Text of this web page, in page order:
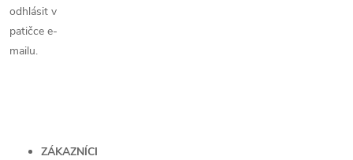
odhlásit v
patičce e-
mailu.
ZÁKAZNÍCI